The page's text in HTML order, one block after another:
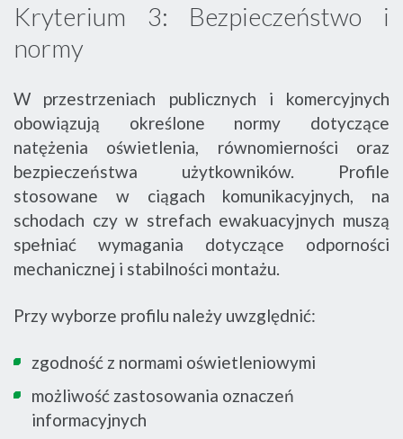
Kryterium 3: Bezpieczeństwo i
normy
W przestrzeniach publicznych i komercyjnych
obowiązują określone normy dotyczące
natężenia oświetlenia, równomierności oraz
bezpieczeństwa użytkowników. Profile
stosowane w ciągach komunikacyjnych, na
schodach czy w strefach ewakuacyjnych muszą
spełniać wymagania dotyczące odporności
mechanicznej i stabilności montażu.
Przy wyborze profilu należy uwzględnić:
zgodność z normami oświetleniowymi
możliwość zastosowania oznaczeń
informacyjnych